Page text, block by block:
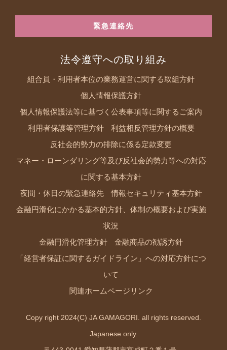
緊急連絡先
法令遵守への取り組み
組合員・利用者本位の業務運営に関する取組方針
個人情報保護方針
個人情報保護法等に基づく公表事項等に関するご案内
利用者保護等管理方針 利益相反管理方針の概要
反社会的勢力の排除に係る定款変更
マネー・ローンダリング等及び反社会的勢力等への対応
に関する基本方針
夜間・休日の緊急連絡先 情報セキュリティ基本方針
金融円滑化にかかる基本的方針、体制の概要および実施
状況
金融円滑化管理方針 金融商品の勧誘方針
「経営者保証に関するガイドライン」への対応方針につ
いて
関連ホームページリンク
Copy right 2024(C) JA GAMAGORI. all rights reserved.
Japanese only.